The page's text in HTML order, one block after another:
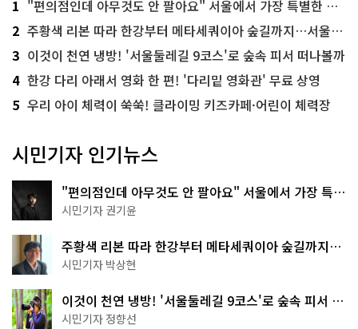
1 "편의점인데 아무것도 안 팔아요" 서울에서 가장 특별한 편의점의 정체
2 주황색 리본 따라 한강부터 메타세쿼이아 숲길까지…서울둘레길 15코스
3 이것이 천연 냉방! '서울둘레길 9코스'로 숲속 피서 떠나볼까
4 한강 다리 아래서 영화 한 편! '다리밑 영화관' 무료 상영
5 우리 아이 체력이 쑥쑥! 클라이밍 키즈카페·어린이 체력장
시민기자 인기뉴스
"편의점인데 아무것도 안 팔아요" 서울에서 가장 특별
한 편의점의 정체
시민기자 권기윤
주황색 리본 따라 한강부터 메타세쿼이아 숲길까지…
서울둘레길 15코스
시민기자 박상현
이것이 천연 냉방! '서울둘레길 9코스'로 숲속 피서 떠
나볼까
시민기자 정향선